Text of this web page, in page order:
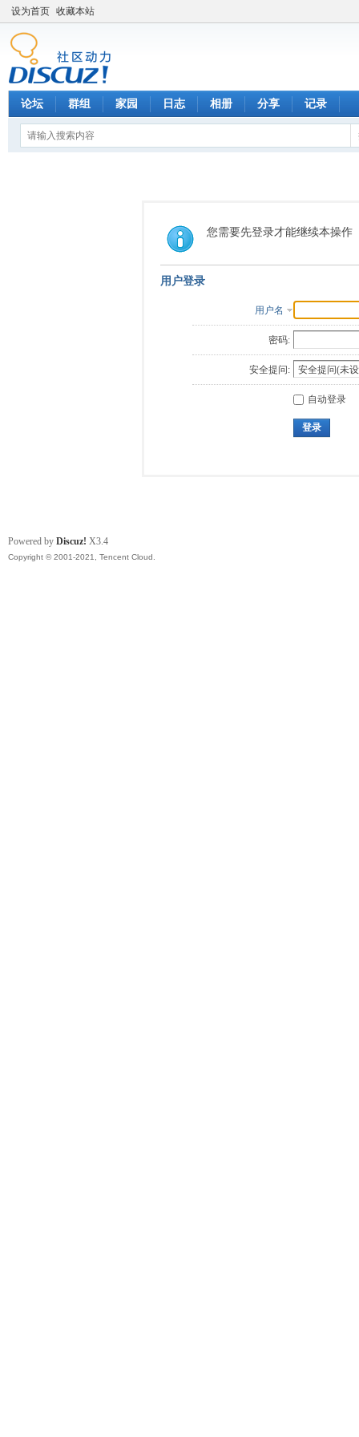
设为首页 收藏本站
论坛 群组 家园 日志 相册 分享 记录
您需要先登录才能继续本操作
用户登录
用户名
密码:
安全提问:
自动登录
登录
Powered by Discuz! X3.4
Copyright © 2001-2021, Tencent Cloud.